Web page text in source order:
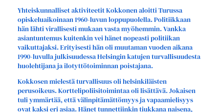
Yhteiskunnalliset aktiviteetit Kokkonen aloitti Turussa
opiskeluaikoinaan 1960-luvun loppupuolella. Politiikkaan
hän lähti virallisesti mukaan vasta myöhemmin. Vankka
asiantuntemus kuitenkin vei hänet nopeasti politiikan
vaikuttajaksi. Erityisesti hän oli muutaman vuoden aikana
1990-luvulla julkisuudessa Helsingin katujen turvallisuudesta
huolehtijana ja ilotyttötoiminnan poistajana.
Kokkosen mielestä turvallisuus oli helsinkiläisten
perusoikeus. Korttelipoliisitoimintaa oli lisättävä. Jokaisen
tuli ymmärtää, että välinpitämättömyys ja vapaamielisyys
ovat kaksi eri asiaa. Hänet tunnettiinkin tiukkana naisena,